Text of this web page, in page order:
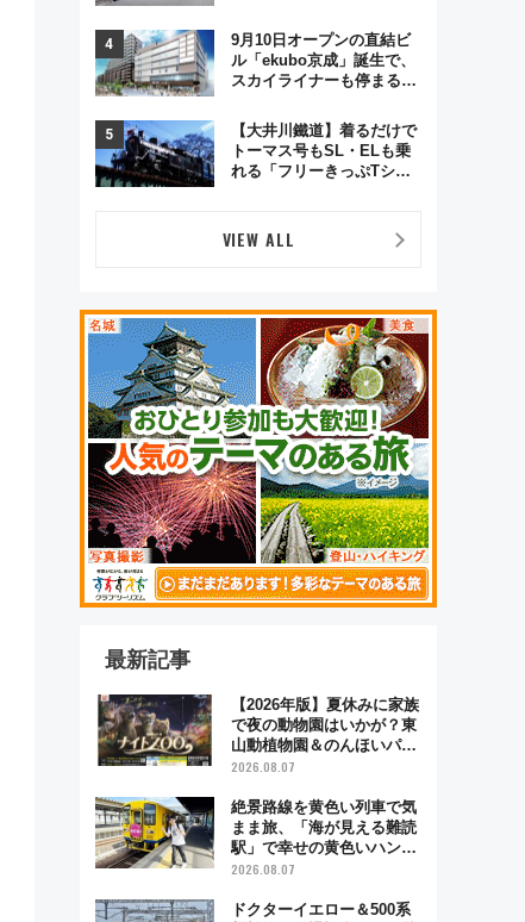
弾」も
9月10日オープンの直結ビ
ル「ekubo京成」誕生で、
スカイライナーも停まる巨
変わる？ 全テナント情報も
公開！
【大井川鐵道】着るだけで
トーマス号もSL・ELも乗
れる「フリーきっぷTシャ
VIEW ALL
最新記事
【2026年版】夏休みに家族
で夜の動物園はいかが？東
山動植物園＆のんほいパー
ク「ナイトZOO」開催情報
2026.08.07
絶景路線を黄色い列車で気
まま旅、「海が見える難読
駅」で幸せの黄色いハンカ
チに願いを 「新・鉄道ひ
「島原鉄道」
2026.08.07
ドクターイエロー＆500系